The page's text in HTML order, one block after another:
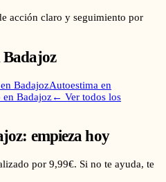
acción claro y seguimiento por
Badajoz
en BadajozAutoestima en
en Badajoz← Ver todos los
: empieza hoy
por 9,99€. Si no te ayuda, te